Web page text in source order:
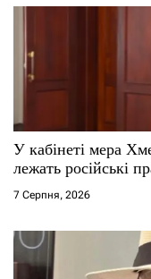
У кабінеті мера
лежать російські
7 Серпня, 2026